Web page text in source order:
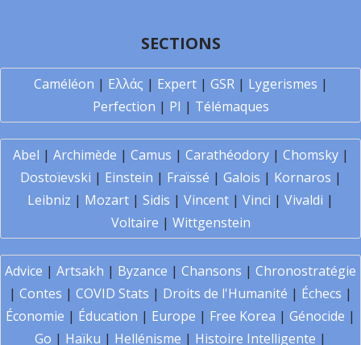
SECTIONS
Caméléon | Ελλάς | Expert| GSR| Lygerismes |
Perfection | PI | Télémaques
Abel | Archimède | Camus | Carathéodory| Chomsky|
Dostoïevski | Einstein | Fraïssé | Galois | Kornaros |
Leibniz | Mozart | Sidis | Vincent | Vinci | Vivaldi |
Voltaire | Wittgenstein
Advice | Artsakh | Byzance | Chansons | Chronostratégie
| Contes | COVID Stats | Droits de l'Humanité | Échecs |
Économie | Éducation | Europe | Free Korea | Génocide |
Go | Haïku | Hellénisme | Histoire Intelligente |